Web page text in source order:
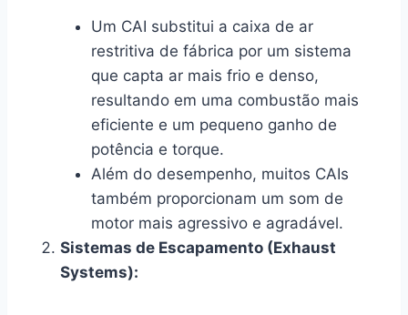
Um CAI substitui a caixa de ar
restritiva de fábrica por um sistema
que capta ar mais frio e denso,
resultando em uma combustão mais
eficiente e um pequeno ganho de
potência e torque.
Além do desempenho, muitos CAIs
também proporcionam um som de
motor mais agressivo e agradável.
Sistemas de Escapamento (Exhaust
Systems):